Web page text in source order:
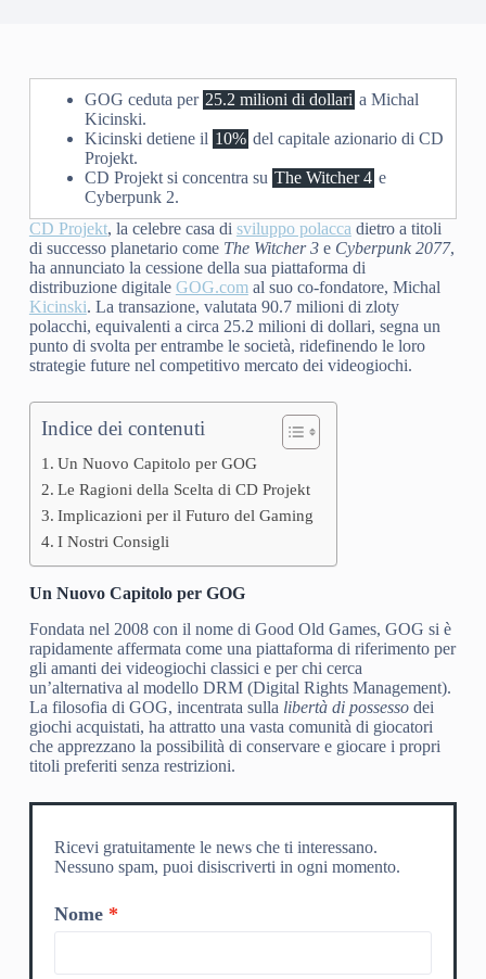
GOG ceduta per 25.2 milioni di dollari a Michal
Kicinski.
Kicinski detiene il 10% del capitale azionario di CD
Projekt.
CD Projekt si concentra su The Witcher 4 e
Cyberpunk 2.
CD Projekt, la celebre casa di sviluppo polacca dietro a titoli
di successo planetario come The Witcher 3e Cyberpunk 2077,
ha annunciato la cessione della sua piattaforma di
distribuzione digitale GOG.comal suo co-fondatore, Michal
Kicinski. La transazione, valutata 90.7 milioni di zloty
polacchi, equivalenti a circa 25.2 milioni di dollari, segna un
punto di svolta per entrambe le società, ridefinendo le loro
strategie future nel competitivo mercato dei videogiochi.
Indice dei contenuti
Un Nuovo Capitolo per GOG
Le Ragioni della Scelta di CD Projekt
Implicazioni per il Futuro del Gaming
I Nostri Consigli
Un Nuovo Capitolo per GOG
Fondata nel 2008 con il nome di Good Old Games, GOG si è
rapidamente affermata come una piattaforma di riferimento per
gli amanti dei videogiochi classici e per chi cerca
un’alternativa al modello DRM (Digital Rights Management).
La filosofia di GOG, incentrata sulla libertà di possessodei
giochi acquistati, ha attratto una vasta comunità di giocatori
che apprezzano la possibilità di conservare e giocare i propri
titoli preferiti senza restrizioni.
Ricevi gratuitamente le news che ti interessano.
Nessuno spam, puoi disiscriverti in ogni momento.
Nome